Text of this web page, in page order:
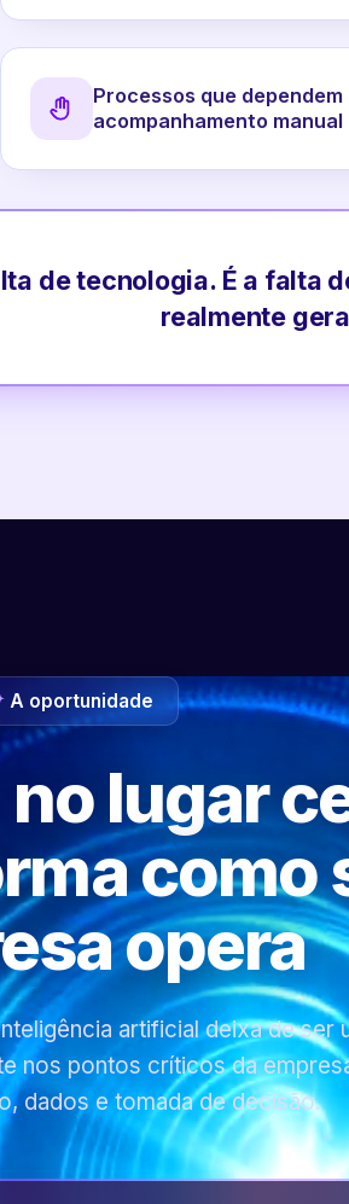
Processos que dependem
acompanhamento manual
de tecnologia. É a falta
realmente
A oportunidade
no lugar
como
opera
artificial deixa de ser
nos pontos críticos da
dados e tomada de decisão.